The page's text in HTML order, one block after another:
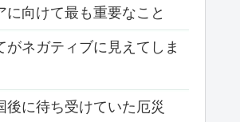
に向けて最も重要なこと
がネガティブに見えてしま
後に待ち受けていた厄災